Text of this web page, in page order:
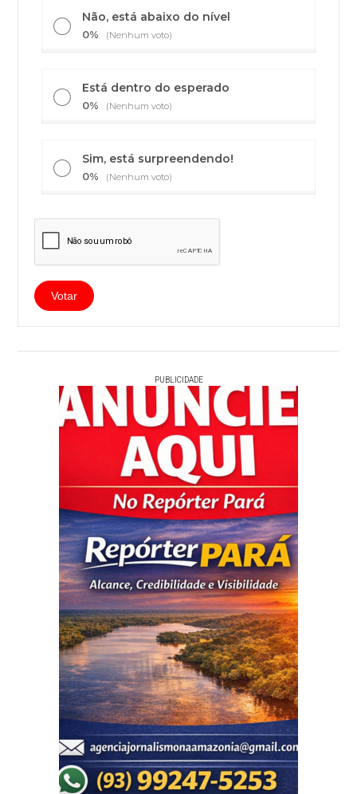
Não, está abaixo do nível
0% (Nenhum voto)
Está dentro do esperado
0% (Nenhum voto)
Sim, está surpreendendo!
0% (Nenhum voto)
PUBLICIDADE